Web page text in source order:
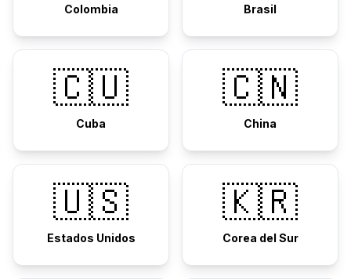
Colombia Brasil
🇨🇺
Cuba
🇨🇳
China
🇺🇸
Estados Unidos
🇰🇷
Corea del Sur